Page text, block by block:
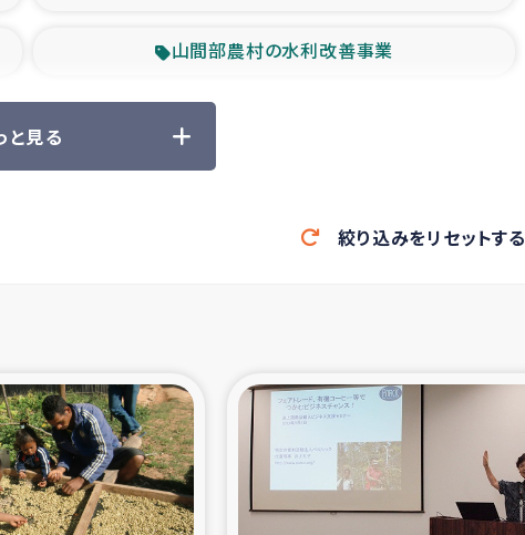
山間部農村の水利改善事業
森林保全型農業の支援事業
大雨による洪水被災者支援
シリア国内避難民・帰還民の生活再建支援
スリランカ南部洪水被災者支援
復興支援事業
と見る
絞り込みをリセットする